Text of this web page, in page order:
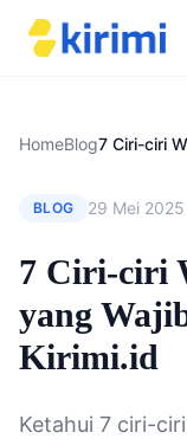
HomeBlog
BLOG 29 Mei 2025
7 Ciri-ciri
yang
Kirimi.id
Ketahui 7 ciri-